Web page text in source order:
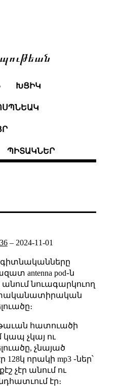
ԽՑԻԿ
ՊԻՏԱԿՆԵՐ
– 2024-11-01
antenna pod֊ն
անում նուագարկուող
հատուածի
կապ չկայ ու
չնայած
որակի mp3 ֊ներ՝
չէր անում ու
էր։